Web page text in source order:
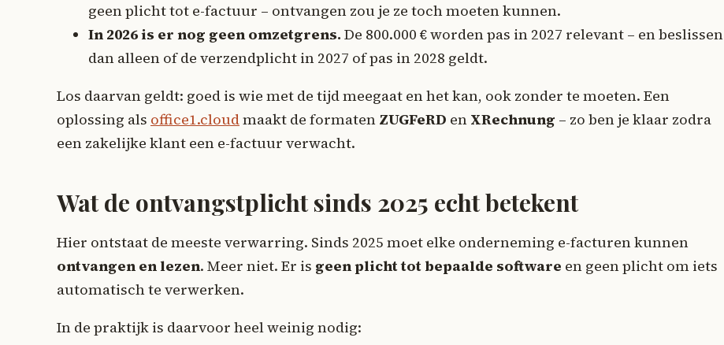
geen plicht tot e-factuur – ontvangen zou je ze toch moeten kunnen.
In 2026 is er nog geen omzetgrens. De 800.000 € worden pas in 2027 relevant – en beslissen
dan alleen of de verzendplicht in 2027 of pas in 2028 geldt.
Los daarvan geldt: goed is wie met de tijd meegaat en het kan, ook zonder te moeten. Een
oplossing als office1.cloudmaakt de formaten ZUGFeRD en XRechnung – zo ben je klaar zodra
een zakelijke klant een e-factuur verwacht.
Wat de ontvangstplicht sinds 2025 echt betekent
Hier ontstaat de meeste verwarring. Sinds 2025 moet elke onderneming e-facturen kunnen
ontvangen en lezen. Meer niet. Er is geen plicht tot bepaalde software en geen plicht om iets
automatisch te verwerken.
In de praktijk is daarvoor heel weinig nodig: